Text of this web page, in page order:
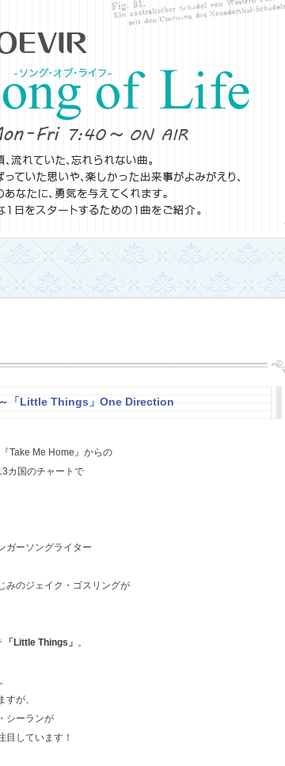
「Little Things」One Direction
Take Me Home』からの
カ国のチャートで
ガーソングライター
みのジェイク・ゴスリングが
「Little Things」 。
が、
シーランが
目しています！